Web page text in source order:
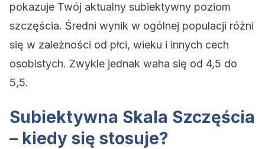
pokazuje Twój aktualny subiektywny poziom
szczęścia. Średni wynik w ogólnej populacji różni
się w zależności od płci, wieku i innych cech
osobistych. Zwykle jednak waha się od 4,5 do
5,5.
Subiektywna Skala Szczęścia
– kiedy się stosuje?